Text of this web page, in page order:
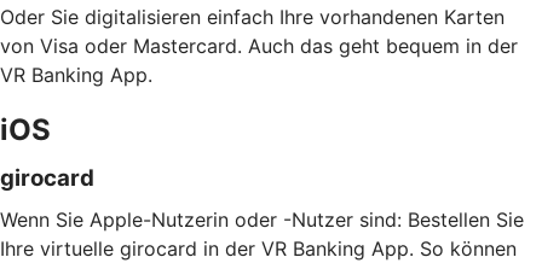
Oder Sie digitalisieren einfach Ihre vorhandenen Karten
von Visa oder Mastercard. Auch das geht bequem in der
VR Banking App.
iOS
girocard
Wenn Sie Apple-Nutzerin oder -Nutzer sind: Bestellen Sie
Ihre virtuelle girocard in der VR Banking App. So können